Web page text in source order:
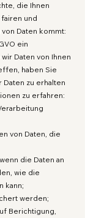
die Ihnen
und
Daten kommt:
ein
Daten von Ihnen
haben Sie
zu erhalten
zu erfahren:
von Daten, die
die Daten an
wie die
kann;
werden;
Berichtigung,